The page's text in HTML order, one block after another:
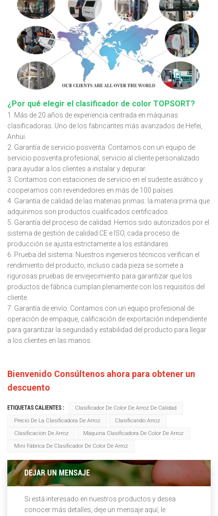
¿Por qué elegir el clasificador de color TOPSORT?
1. Más de 20 años de experiencia centrada en máquinas
clasificadoras. Uno de los fabricantes más avanzados de Hefei,
Anhui.
2. Garantía de servicio posventa: Contamos con un equipo de
servicio posventa profesional, servicio al cliente personalizado
para ayudar a los clientes a instalar y depurar.
3. Contamos con estaciones de servicio en el sudeste asiático y
cooperamos con revendedores en más de 100 países.
4. Garantía de calidad de las materias primas: la materia prima que
adquirimos son productos cualificados certificados.
5. Garantía del proceso de calidad: Hemos sido autorizados por el
sistema de gestión de calidad CE e ISO, cada proceso de
producción se ajusta estrictamente a los estándares.
6. Prueba del sistema: Nuestros ingenieros técnicos verifican el
rendimiento del producto, incluso cada pieza se somete a
rigurosas pruebas de envejecimiento para garantizar que los
productos de fábrica cumplan plenamente con los requisitos del
cliente.
7. Garantía de envío: Contamos con un equipo profesional de
operación de empaque, calificación de exportación independiente
para garantizar la seguridad y estabilidad del producto para llegar
a los clientes en las manos.
Bienvenido Consúltenos ahora para obtener un
descuento
ETIQUETAS CALIENTES :
Clasificador De Color De Arroz De Calidad
Precio De La Clasificadora De Arroz
Clasificando Arroz
Clasificación De Arroz
Máquina Clasificadora De Color De Arroz
Mini Fábrica De Clasificador De Color De Arroz
DEJAR UN MENSAJE
Si está interesado en nuestros productos y desea
conocer más detalles, deje un mensaje aquí, le